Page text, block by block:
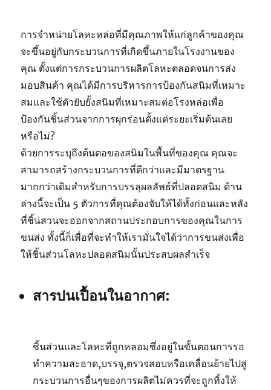
การจำหน่ายโลหะหล่อที่มีคุณภาพให้แก่ลูกค้าของคุณ
จะขึ้นอยู่กับกระบวนการที่เกิดขึ้นภายในโรงงานของ
คุณ ตั้งแต่การกระบวนการผลิตโลหะตลอดจนการส่ง
มอบสินค้า คุณได้มีการบริหารการป้องกันสนิมที่เหมาะ
สมและใช้ตัวยับยั้งสนิมที่เหมาะสมต่อโรงหล่อเพื่อ
ป้องกันชิ้นส่วนจากการผุกร่อนตั้งแต่ระยะเริ่มต้นเลย
หรือไม่?
ด้วยการระบุถึงต้นตอของสนิมในพื้นที่ของคุณ คุณจะ
สามารถสร้างกระบวนการที่ดีกว่าและมีมาตรฐาน
มากกว่าเดิมสำหรับการบรรลุผลลัพธ์ที่ปลอดสนิม ด้าน
ล่างนี้จะเป็น 5 ตัวการที่คุณต้องจับให้ได้ทั้งก่อนและหลัง
ที่ชิ้น่สวนจะออกจากสถานประกอบการของคุณในการ
ขนส่ง ทั้งนี้ก็เพื่อที่จะทำให้เรามั่นใจได้ว่าการขนส่งเพื่อ
ให้ชิ้นส่วนโลหะปลอดสนิมนั้นประสบผลสำเร็จ
สารปนเปื้อนในอากาศ:
ชิ้นส่วนและโลหะที่ถูกหลอมซึ่งอยู่ในขั้นตอนการรอ
ทำความสะอาด,บรรจุ,ตรวจสอบหรือเคลื่อนย้ายไปสู่
กระบวนการอื่นๆของการผลิตไม่ควรที่จะถูกทิ้งให้